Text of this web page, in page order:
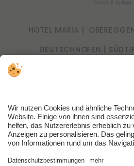
HOTEL MARIA |
DEUTSCHNOFEN |